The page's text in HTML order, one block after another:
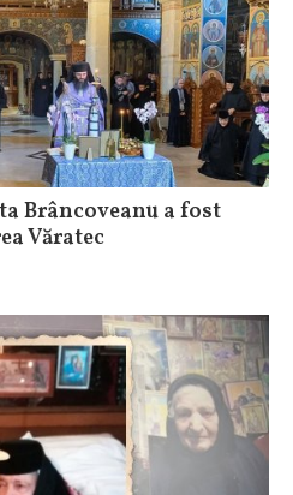
Brâncoveanu a fost
Văratec